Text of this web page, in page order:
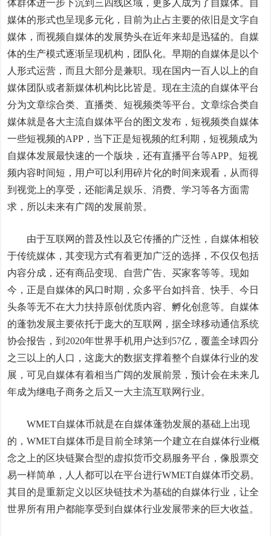
体群体进一步下沉到三四线区域，更多人成为了自媒体。自
媒体的形式也呈现多元化，目前为止占主要的依旧是文字自
媒体，而视频自媒体的发展势头在近年来却是迅猛的。自媒
体的生产模式逐渐呈现机构，团队化。早期的自媒体是以个
人形式运营，而且大部分是兼职。现在国内一百人以上的自
媒体团队或者新媒体机构比比皆是。现在主流的自媒体平台
分为文章综合类、直播类、短视频类等平台。文章综合类自
媒体就是各大主流自媒体平台的图文发布，短视频类自媒体
一些短视频的APP，当下正是短视频的红利期，短视频成为
自媒体发展最快速的一个版块，还有直播平台等APP。短视
频内容时间短，用户可以利用碎片化的时间来观看，从而得
到视觉上的享受，还能满足娱乐、消费、学习等各方面需
求，所以未来有广阔的发展前景。
由于互联网的普及性以及它传播的广泛性，自媒体相较
于传统媒体，其变现方式有着更加广泛的选择，不仅仅包括
内容分成，还有商品变现、自营广告、买家客等等。现如
今，正是自媒体的风口时期，众多平台如抖音、快手、今日
头条等无不在大力扶持原创优质内容、孵化创意等。自媒体
的蓬勃发展主要依托于庞大的互联网，据全球移动通信系统
协会报告，到2020年世界手机用户达到57亿，覆盖全球四分
之三以上的人口，这庞大的数据支撑着整个自媒体行业的发
展，可见自媒体有着相当广阔的发展前景，预计会在未来几
年成为继电子商务之后又一大主流互联网行业。
WMET自媒体币就是在自媒体蓬勃发展的基础上出现
的，WMET自媒体币是目前全球第一个建立在自媒体行业概
念之上的区块链聚合型的虚拟货币交易服务平台，像股票交
易一样简单，人人都可以在平台进行WMET自媒体币交易。
其目的是重新定义以区块链技术为基础的自媒体行业，让全
世界所有用户都能享受到自媒体行业发展带来的巨大收益。